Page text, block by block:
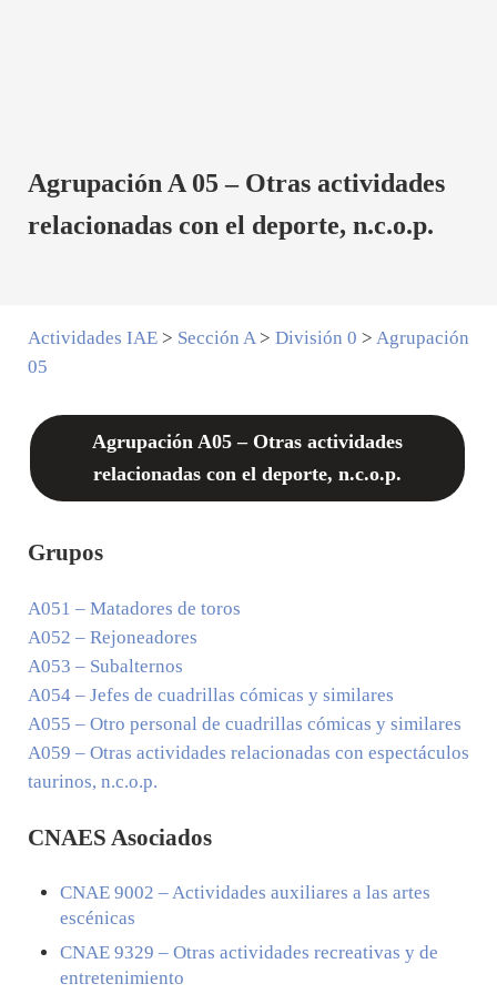
Agrupación A 05 – Otras actividades
relacionadas con el deporte, n.c.o.p.
Actividades IAE> Sección A> División 0 > Agrupación
05
Agrupación A05 – Otras actividades
relacionadas con el deporte, n.c.o.p.
Grupos
A051 – Matadores de toros
A052 – Rejoneadores
A053 – Subalternos
A054– Jefes de cuadrillas cómicas y similares
A055 – Otro personal de cuadrillas cómicas y similares
A059 – Otras actividades relacionadas con espectáculos
taurinos, n.c.o.p.
CNAES Asociados
CNAE9002 – Actividades auxiliares a las artes
escénicas
CNAE9329 – Otras actividades recreativas y de
entretenimiento